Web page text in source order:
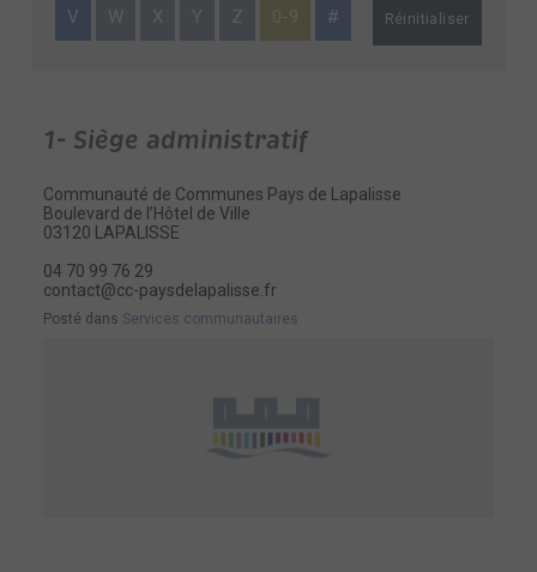
V W X Y Z 0-9 # Réinitialiser
1- Siège administratif
Communauté de Communes Pays de Lapalisse
Boulevard de l’Hôtel de Ville
03120 LAPALISSE
04 70 99 76 29
contact@cc-paysdelapalisse.fr
Posté dans Services communautaires